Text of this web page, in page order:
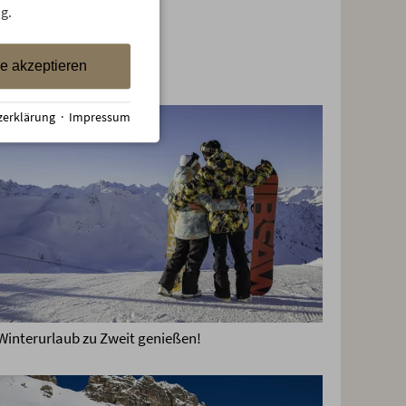
zu Zweit genießen!
akzeptieren
· Impressum